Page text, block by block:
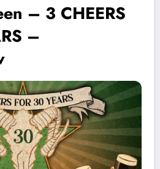
– 3 CHEERS
–